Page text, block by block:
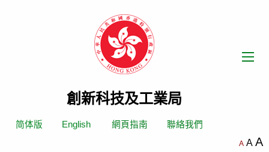
創新科技及工業局
简体版 English 網頁指南 聯絡我們
A A A